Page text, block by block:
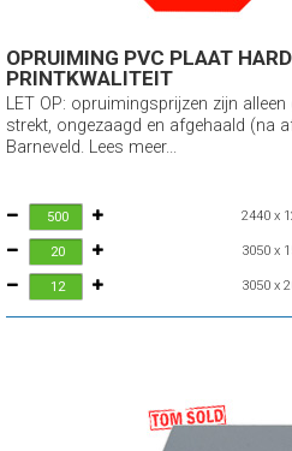
OPRUIMING PVC PLAAT
PRINTKWALITEIT
LET OP: opruimingsprijzen zijn
strekt, ongezaagd en afgehaald (na
Barneveld. Lees meer...
2440 x
3050 x
3050 x